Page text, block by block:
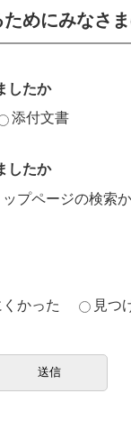
めにみなさ
したか
添付文書
したか
ップページの検索
かった 見つ